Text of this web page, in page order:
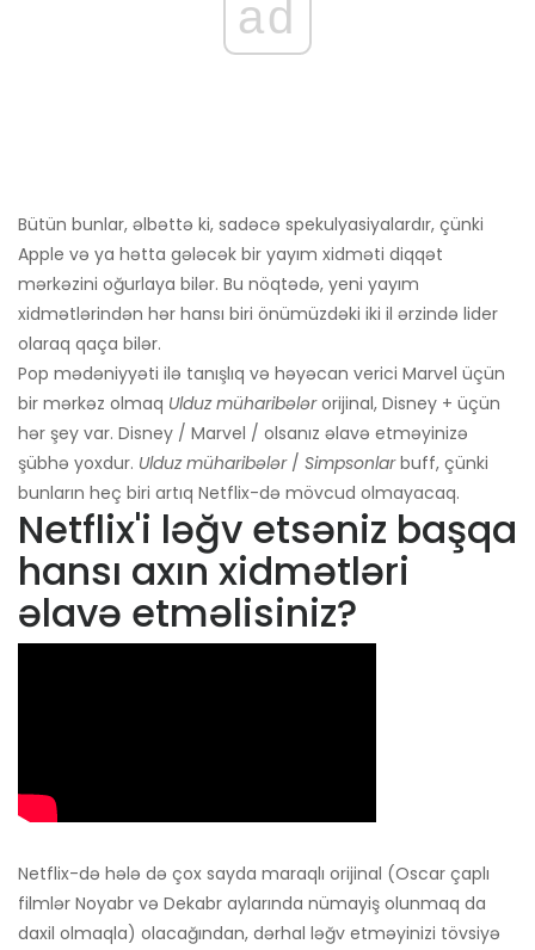
ad
Bütün bunlar, əlbəttə ki, sadəcə spekulyasiyalardır, çünki
Apple və ya hətta gələcək bir yayım xidməti diqqət
mərkəzini oğurlaya bilər. Bu nöqtədə, yeni yayım
xidmətlərindən hər hansı biri önümüzdəki iki il ərzində lider
olaraq qaça bilər.
Pop mədəniyyəti ilə tanışlıq və həyəcan verici Marvel üçün
bir mərkəz olmaq Ulduz müharibələrorijinal, Disney + üçün
hər şey var. Disney / Marvel / olsanız əlavə etməyinizə
şübhə yoxdur. Ulduz müharibələr/ Simpsonlarbuff, çünki
bunların heç biri artıq Netflix-də mövcud olmayacaq.
Netflix'i ləğv etsəniz başqa
hansı axın xidmətləri
əlavə etməlisiniz?
Netflix-də hələ də çox sayda maraqlı orijinal (Oscar çaplı
filmlər Noyabr və Dekabr aylarında nümayiş olunmaq da
daxil olmaqla) olacağından, dərhal ləğv etməyinizi tövsiyə